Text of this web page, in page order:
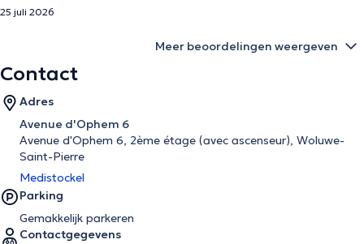
25 juli 2026
Meer beoordelingen weergeven
Contact
Adres
Avenue d'Ophem 6
Avenue d'Ophem 6, 2ème étage (avec ascenseur), Woluwe-
Saint-Pierre
Medistockel
Parking
Gemakkelijk parkeren
Contactgegevens